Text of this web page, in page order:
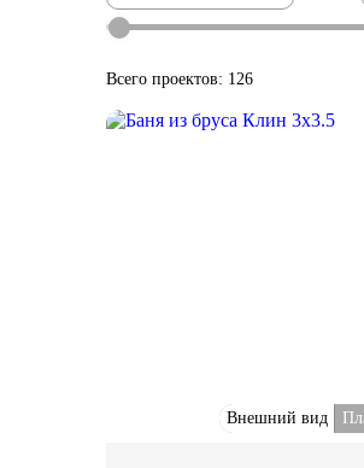
Всего проектов: 126
Внешний вид